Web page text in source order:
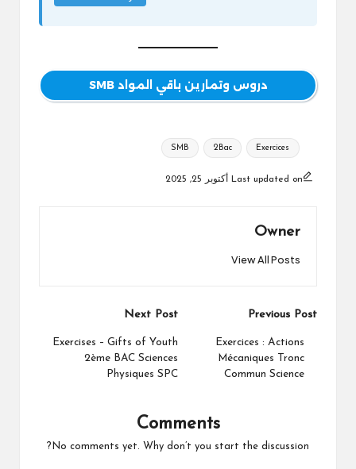
دروس وتمارين باقي المواد SMB
Tags:
SMB 2Bac Exercices
Last updated on أكتوبر 25, 2025
Owner
View All Posts
Post
navigation
Previous Post
Exercices : Actions
Mécaniques Tronc
Commun Science
Next Post
Exercises – Gifts of Youth
2ème BAC Sciences
Physiques SPC
Comments
No comments yet. Why don’t you start the discussion?